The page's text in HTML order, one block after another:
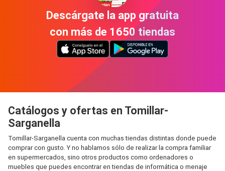
Descárgate la app gratuita
con más de 1650 tiendas
Catálogos y ofertas en Tomillar-
Sarganella
Tomillar-Sarganella cuenta con muchas tiendas distintas donde puede
comprar con gusto. Y no hablamos sólo de realizar la compra familiar
en supermercados, sino otros productos como ordenadores o
muebles que puedes encontrar en tiendas de informática o menaje